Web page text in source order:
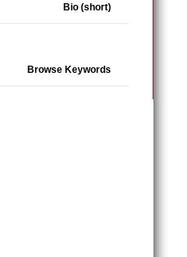
Bio (short)
Browse Keywords